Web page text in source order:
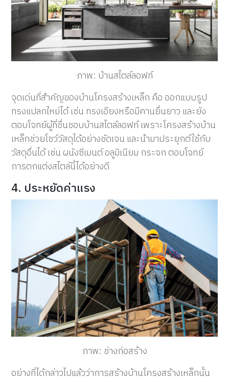
ภาพ: บ้านสไตล์ลอฟท์
จุดเด่นที่สำคัญของบ้านโครงสร้างเหล็ก คือ ออกแบบรูป
ทรงแปลกใหม่ได้ เช่น ทรงเอียงหรือมีคานยื่นยาว และยัง
ตอบโจทย์ผู้ที่ชื่นชอบบ้านสไตล์ลอฟท์ เพราะโครงสร้างบ้าน
เหล็กช่วยโชว์วัสดุได้อย่างชัดเจน และนำมาประยุกต์ใช้กับ
วัสดุอื่นได้ เช่น ผนังซีเมนต์ อลูมิเนียม กระจก ตอบโจทย์
การตกแต่งสไตล์นี้ได้อย่างดี
4. ประหยัดค่าแรง
ภาพ: ช่างก่อสร้าง
อย่างที่ได้กล่าวไปแล้วว่าการสร้างบ้านโครงสร้างเหล็กนั้น